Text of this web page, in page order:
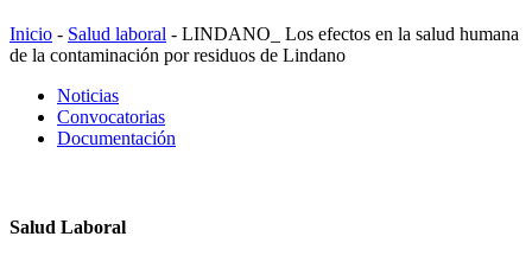
Inicio - Salud laboral - LINDANO_ Los efectos en la salud humana
de la contaminación por residuos de Lindano
Noticias
Convocatorias
Documentación
Salud Laboral